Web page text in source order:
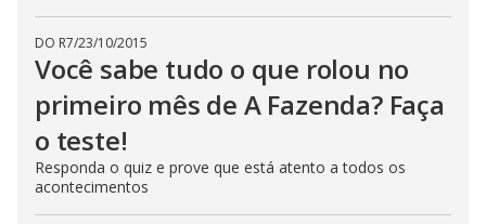
DO R7/23/10/2015
Você sabe tudo o que rolou no
primeiro mês de A Fazenda? Faça
o teste!
Responda o quiz e prove que está atento a todos os
acontecimentos